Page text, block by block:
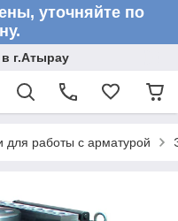
уточняйте по
г.Атырау
для работы с арматурой